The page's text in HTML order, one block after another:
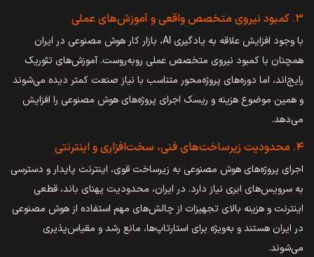
۳. کمبود نیروی متخصص واقعی و آموزش‌های عملی
با وجود افزایش علاقه به یادگیری AI، بازار کار هوش مصنوعی در ایران
همچنان با کمبود نیروی متخصص عملی روبه‌روست. آموزش‌های تئوریک
رایج‌اند، اما دوره‌های پروژه‌محور متناسب با نیاز صنعت کمتر دیده می‌شوند
و همین موضوع هزینه و ریسک اجرای پروژه‌های هوش مصنوعی را افزایش
می‌دهد.
۴. محدودیت زیرساخت‌های فنی، سخت‌افزاری و اینترنتی
اجرای پروژه‌های هوش مصنوعی به زیرساخت قوی، اینترنت پایدار و دسترسی
به سرویس‌های ابری نیاز دارد. در ایران، محدودیت پهنای باند، قطعی
اینترنت و هزینه بالای تجهیزات از چالش‌های مهم استفاده از هوش مصنوعی
در ایران هستند و به‌ویژه برای استارتاپ‌ها، مانع رشد و مقیاس‌پذیری
می‌شوند.